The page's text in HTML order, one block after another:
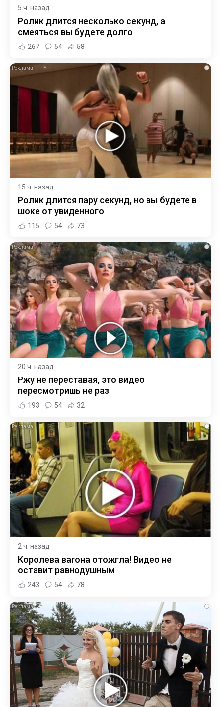
5 ч. назад
Ролик длится несколько секунд, а
смеяться вы будете долго
267 54 58
i
15 ч. назад
Ролик длится пару секунд, но вы будете в
шоке от увиденного
115 54 73
i
20 ч. назад
Ржу не переставая, это видео
пересмотришь не раз
193 54 32
i
2 ч. назад
Королева вагона отожгла! Видео не
оставит равнодушным
243 54 78
i